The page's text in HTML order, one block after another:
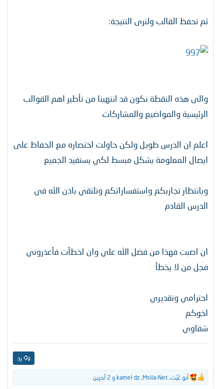
ثم نحفظ القالب ولنرى النتيجة:
والى هذه النقطة نكون قد انتهينا من تأطير اهم القوالب
الرئيسية والمواضيع والمشاركات
اعلم ان الدرس طويل ولكن حاولت اختصاره مع الحفاظ على
ايصال المعلومة بشكل مبسط لكي يستفيد الجميع
وبانتظار تجاربكم واستفساراتكم ونلتقي باذن الله في
الدرس القادم
ان اصبت فهذا من فضل الله علي وان اخطأت فأعذروني
فجل من لا يخطأ
احترامي وتقديري
اخوكم
شقاوي
رد
ا
أبو غَيْث,
Msila-Net
,
kamel dz و 2 آخرين